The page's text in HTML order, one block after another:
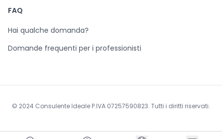
FAQ
Hai qualche domanda?
Domande frequenti per i professionisti
© 2024 Consulente Ideale P.IVA 07257590823. Tutti i diritti riservati.